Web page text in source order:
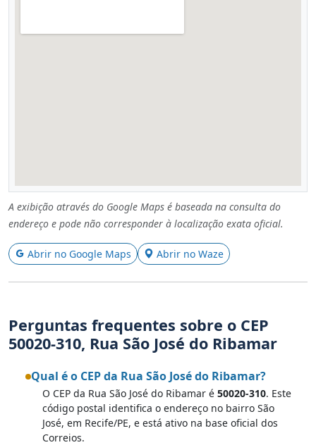
A exibição através do Google Maps é baseada na consulta do
endereço e pode não corresponder à localização exata oficial.
Abrir no Google Maps Abrir no Waze
Perguntas frequentes sobre o CEP
50020-310, Rua São José do Ribamar
Qual é o CEP da Rua São José do Ribamar?
O CEP da Rua São José do Ribamar é 50020-310. Este
código postal identifica o endereço no bairro São
José, em Recife/PE, e está ativo na base oficial dos
Correios.